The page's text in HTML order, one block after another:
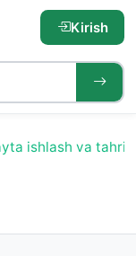
Kirish
ishlash va